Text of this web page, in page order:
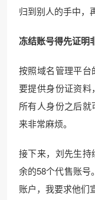
归到别人的手中，
冻结账号得先证明
按照域名管理平台
要提供身份证资料
所有人身份之后
来非常麻烦。
接下来，刘先生持
余的58个代售账号
账户，我要求他们